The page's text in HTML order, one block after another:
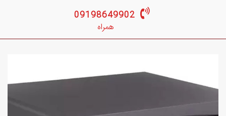
09198649902
همراه